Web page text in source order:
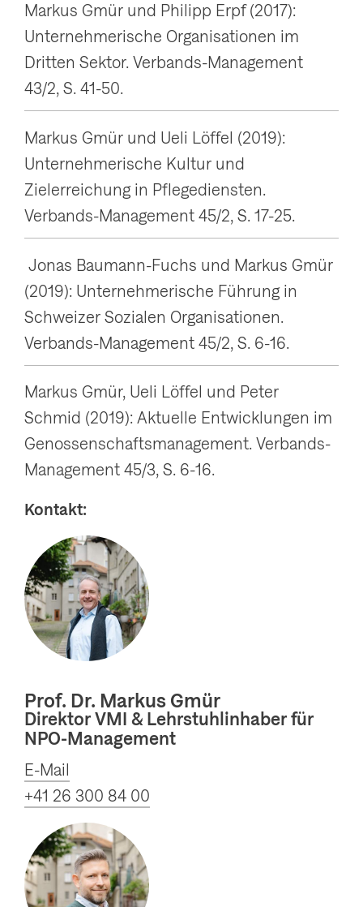
Markus Gmür und Philipp Erpf (2017):
Unternehmerische Organisationen im
Dritten Sektor. Verbands-Management
43/2, S. 41-50.
Markus Gmür und Ueli Löffel (2019):
Unternehmerische Kultur und
Zielerreichung in Pflegediensten.
Verbands-Management 45/2, S. 17-25.
Jonas Baumann-Fuchs und Markus Gmür
(2019): Unternehmerische Führung in
Schweizer Sozialen Organisationen.
Verbands-Management 45/2, S. 6-16.
Markus Gmür, Ueli Löffel und Peter
Schmid (2019): Aktuelle Entwicklungen im
Genossenschaftsmanagement. Verbands-
Management 45/3, S. 6-16.
Kontakt:
Prof. Dr. Markus Gmür
Direktor VMI & Lehrstuhlinhaber für
NPO-Management
E-Mail
+41 26 300 84 00